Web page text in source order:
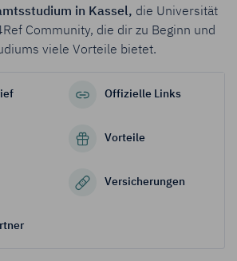
in Kassel, die Universität
Community, die dir zu Beginn und
viele Vorteile bietet.
Offizielle Links
Vorteile
Versicher­ungen